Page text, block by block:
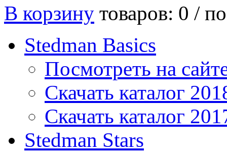
В корзину товаров: 0 /
Stedman Basics
Посмотреть на
Скачать каталог
Скачать каталог
Stedman Stars